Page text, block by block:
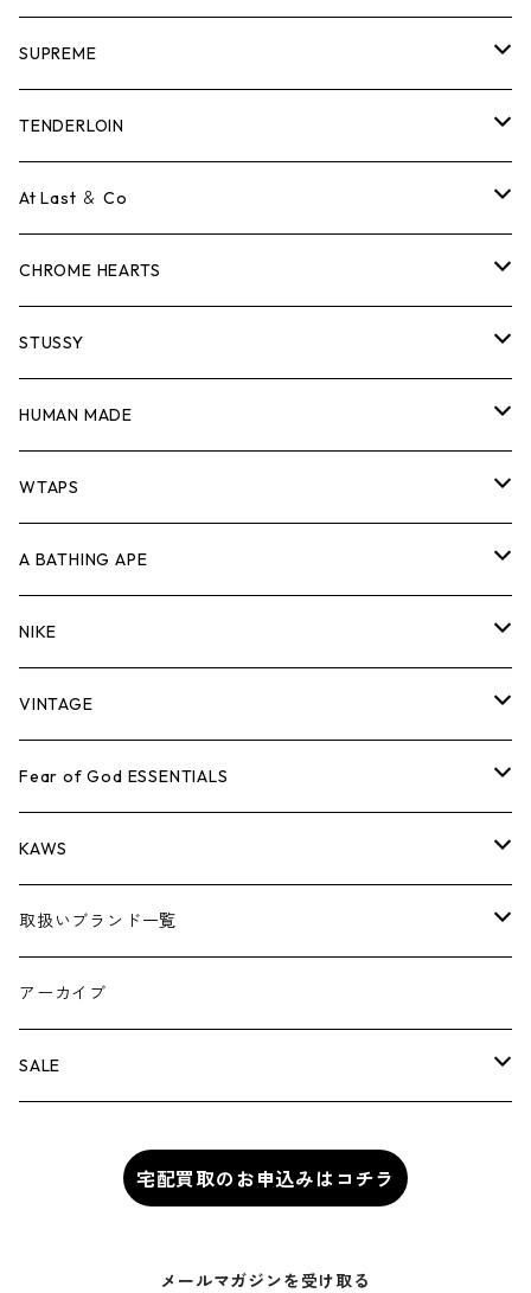
SUPREME
Tシャツ
ロンTEE
スウェット/ニット
シャツ
ジャケット
パンツ
キャップ・ハット
バッグ
シューズ
小物
コラボレーション
×THE NORTH FACE
×COMME des GARCONS
シーズンアイテム
26SS
25FW
BOX LOGOアイテム
パーカー/クルーネック
TENDERLOIN
Tシャツ
ロンTEE
スウェット/ニット
シャツ
ジャケット
パンツ
キャップ・ハット
バッグ
シューズ
小物
At Last ＆ Co
Tシャツ
ロンTEE
スウェット/ニット
シャツ
ジャケット
パンツ
キャップ・ハット
バッグ
シューズ
小物
CHROME HEARTS
Tシャツ
ロンTEE
スウェット/ニット
シャツ
ジャケット
パンツ
キャップ・ハット
バッグ
シューズ
小物
STUSSY
Tシャツ
ロンTEE
スウェット/ニット
シャツ
ジャケット
パンツ
キャップ・ハット
バッグ
シューズ
小物
HUMAN MADE
Tシャツ
ロンT
スウェット/ニット
シャツ
ジャケット
パンツ
キャップ
バッグ
小物
WTAPS
Tシャツ
ロンTEE
スウェット/ニット
シャツ
ジャケット
パンツ
キャップ・ハット
バッグ
A BATHING APE
Tシャツ
ロンTEE
スウェット/ニット
シャツ
ジャケット
パンツ
キャップ・ハット
NIKE
シューズ
AIR JORDAN 1
AIR JORDAN 3
アパレル・小物
VINTAGE
Tシャツ
ロンTEE
スウェット/ニット
ジャケット
パンツ
Fear of God ESSENTIALS
Tシャツ
ロンTEE
スウェット/ニット
シャツ
KAWS
アパレル
小物
取扱いブランド一覧
A
A BATHING APE
B
Bass Pro Shops
COOTIE PRODUCTIONS
アーカイブ
SALE
宅配買取のお申込みはコチラ
メールマガジンを受け取る